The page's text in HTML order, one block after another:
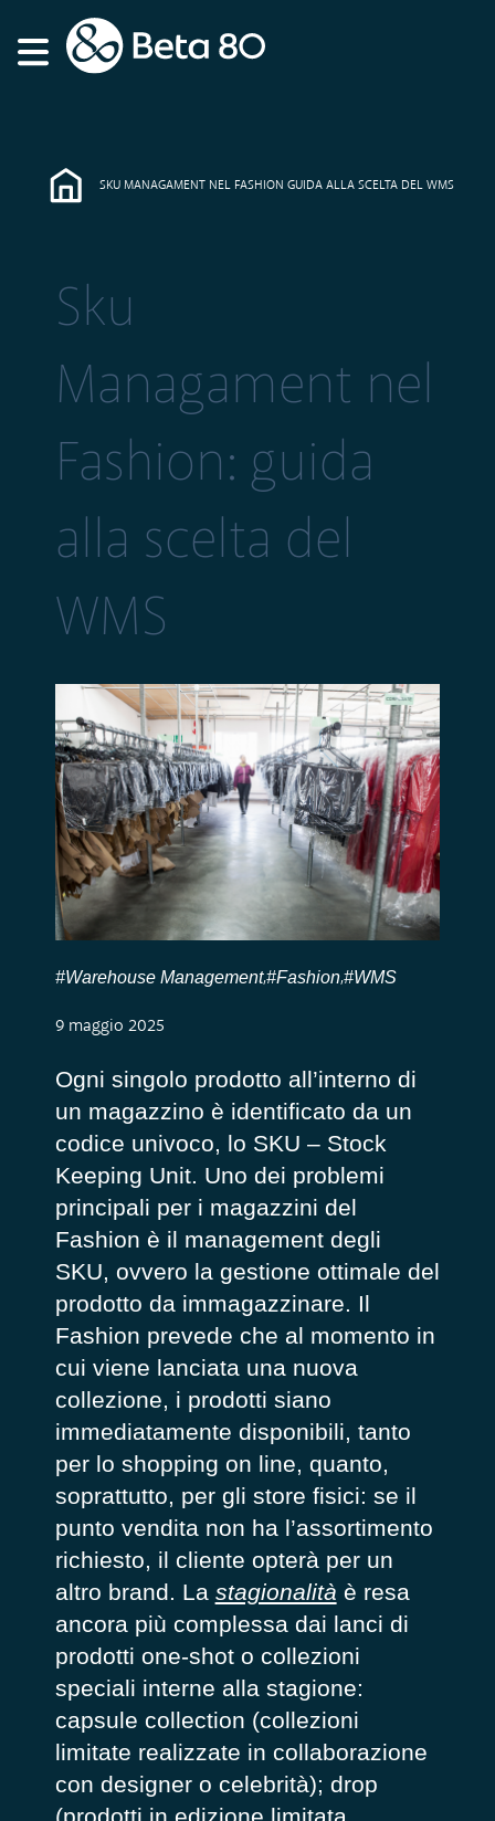
SKU MANAGAMENT NEL FASHION GUIDA ALLA SCELTA DEL WMS
Sku
Managament nel
Fashion: guida
alla scelta del
WMS
#Warehouse Management,#Fashion,#WMS
9 maggio 2025
Ogni singolo prodotto all’interno di
un magazzino è identificato da un
codice univoco, lo SKU – Stock
Keeping Unit. Uno dei problemi
principali per i magazzini del
Fashion è il management degli
SKU, ovvero la gestione ottimale del
prodotto da immagazzinare. Il
Fashion prevede che al momento in
cui viene lanciata una nuova
collezione, i prodotti siano
immediatamente disponibili, tanto
per lo shopping on line, quanto,
soprattutto, per gli store fisici: se il
punto vendita non ha l’assortimento
richiesto, il cliente opterà per un
altro brand. La stagionalità è resa
ancora più complessa dai lanci di
prodotti one-shot o collezioni
speciali interne alla stagione:
capsule collection (collezioni
limitate realizzate in collaborazione
con designer o celebrità); drop